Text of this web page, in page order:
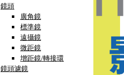
鏡頭
廣角鏡
標準鏡
遠攝鏡
微距鏡
增距鏡/轉接環
鏡頭濾鏡